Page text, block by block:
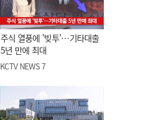
주식 열풍에 '빚투'…기타대출
5년 만에 최대
KCTV NEWS 7